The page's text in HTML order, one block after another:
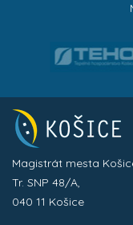
Magistrát mesta
Tr. SNP 48/A,
040 11 Košice